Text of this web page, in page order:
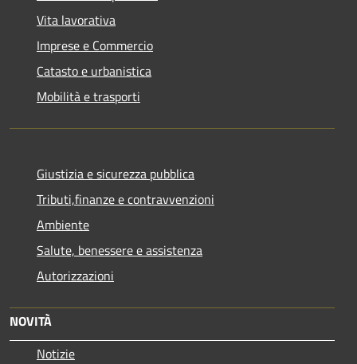
Vita lavorativa
Imprese e Commercio
Catasto e urbanistica
Mobilità e trasporti
Giustizia e sicurezza pubblica
Tributi,finanze e contravvenzioni
Ambiente
Salute, benessere e assistenza
Autorizzazioni
NOVITÀ
Notizie